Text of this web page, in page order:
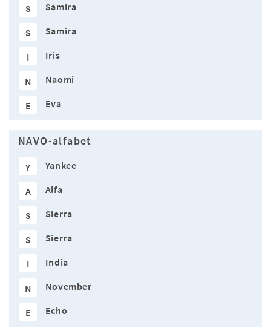
S Samira
S Samira
I Iris
N Naomi
E Eva
NAVO-alfabet
Y Yankee
A Alfa
S Sierra
S Sierra
I India
N November
E Echo